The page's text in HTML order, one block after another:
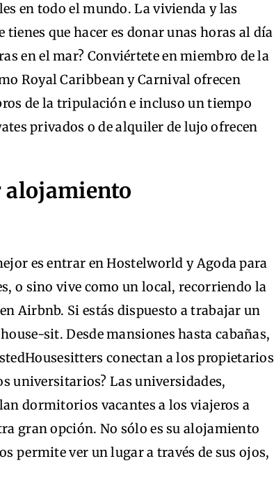
en todo el mundo. La vivienda y las
que hacer es donar unas horas al día
en el mar? Conviértete en miembro de la
Royal Caribbean y Carnival ofrecen
de la tripulación e incluso un tiempo
privados o de alquiler de lujo ofrecen
alojamiento
es entrar en Hostelworld y Agoda para
o sino vive como un local, recorriendo la
Airbnb. Si estás dispuesto a trabajar un
sit. Desde mansiones hasta cabañas,
conectan a los propietarios
universitarios? Las universidades,
dormitorios vacantes a los viajeros a
gran opción. No sólo es su alojamiento
permite ver un lugar a través de sus ojos,